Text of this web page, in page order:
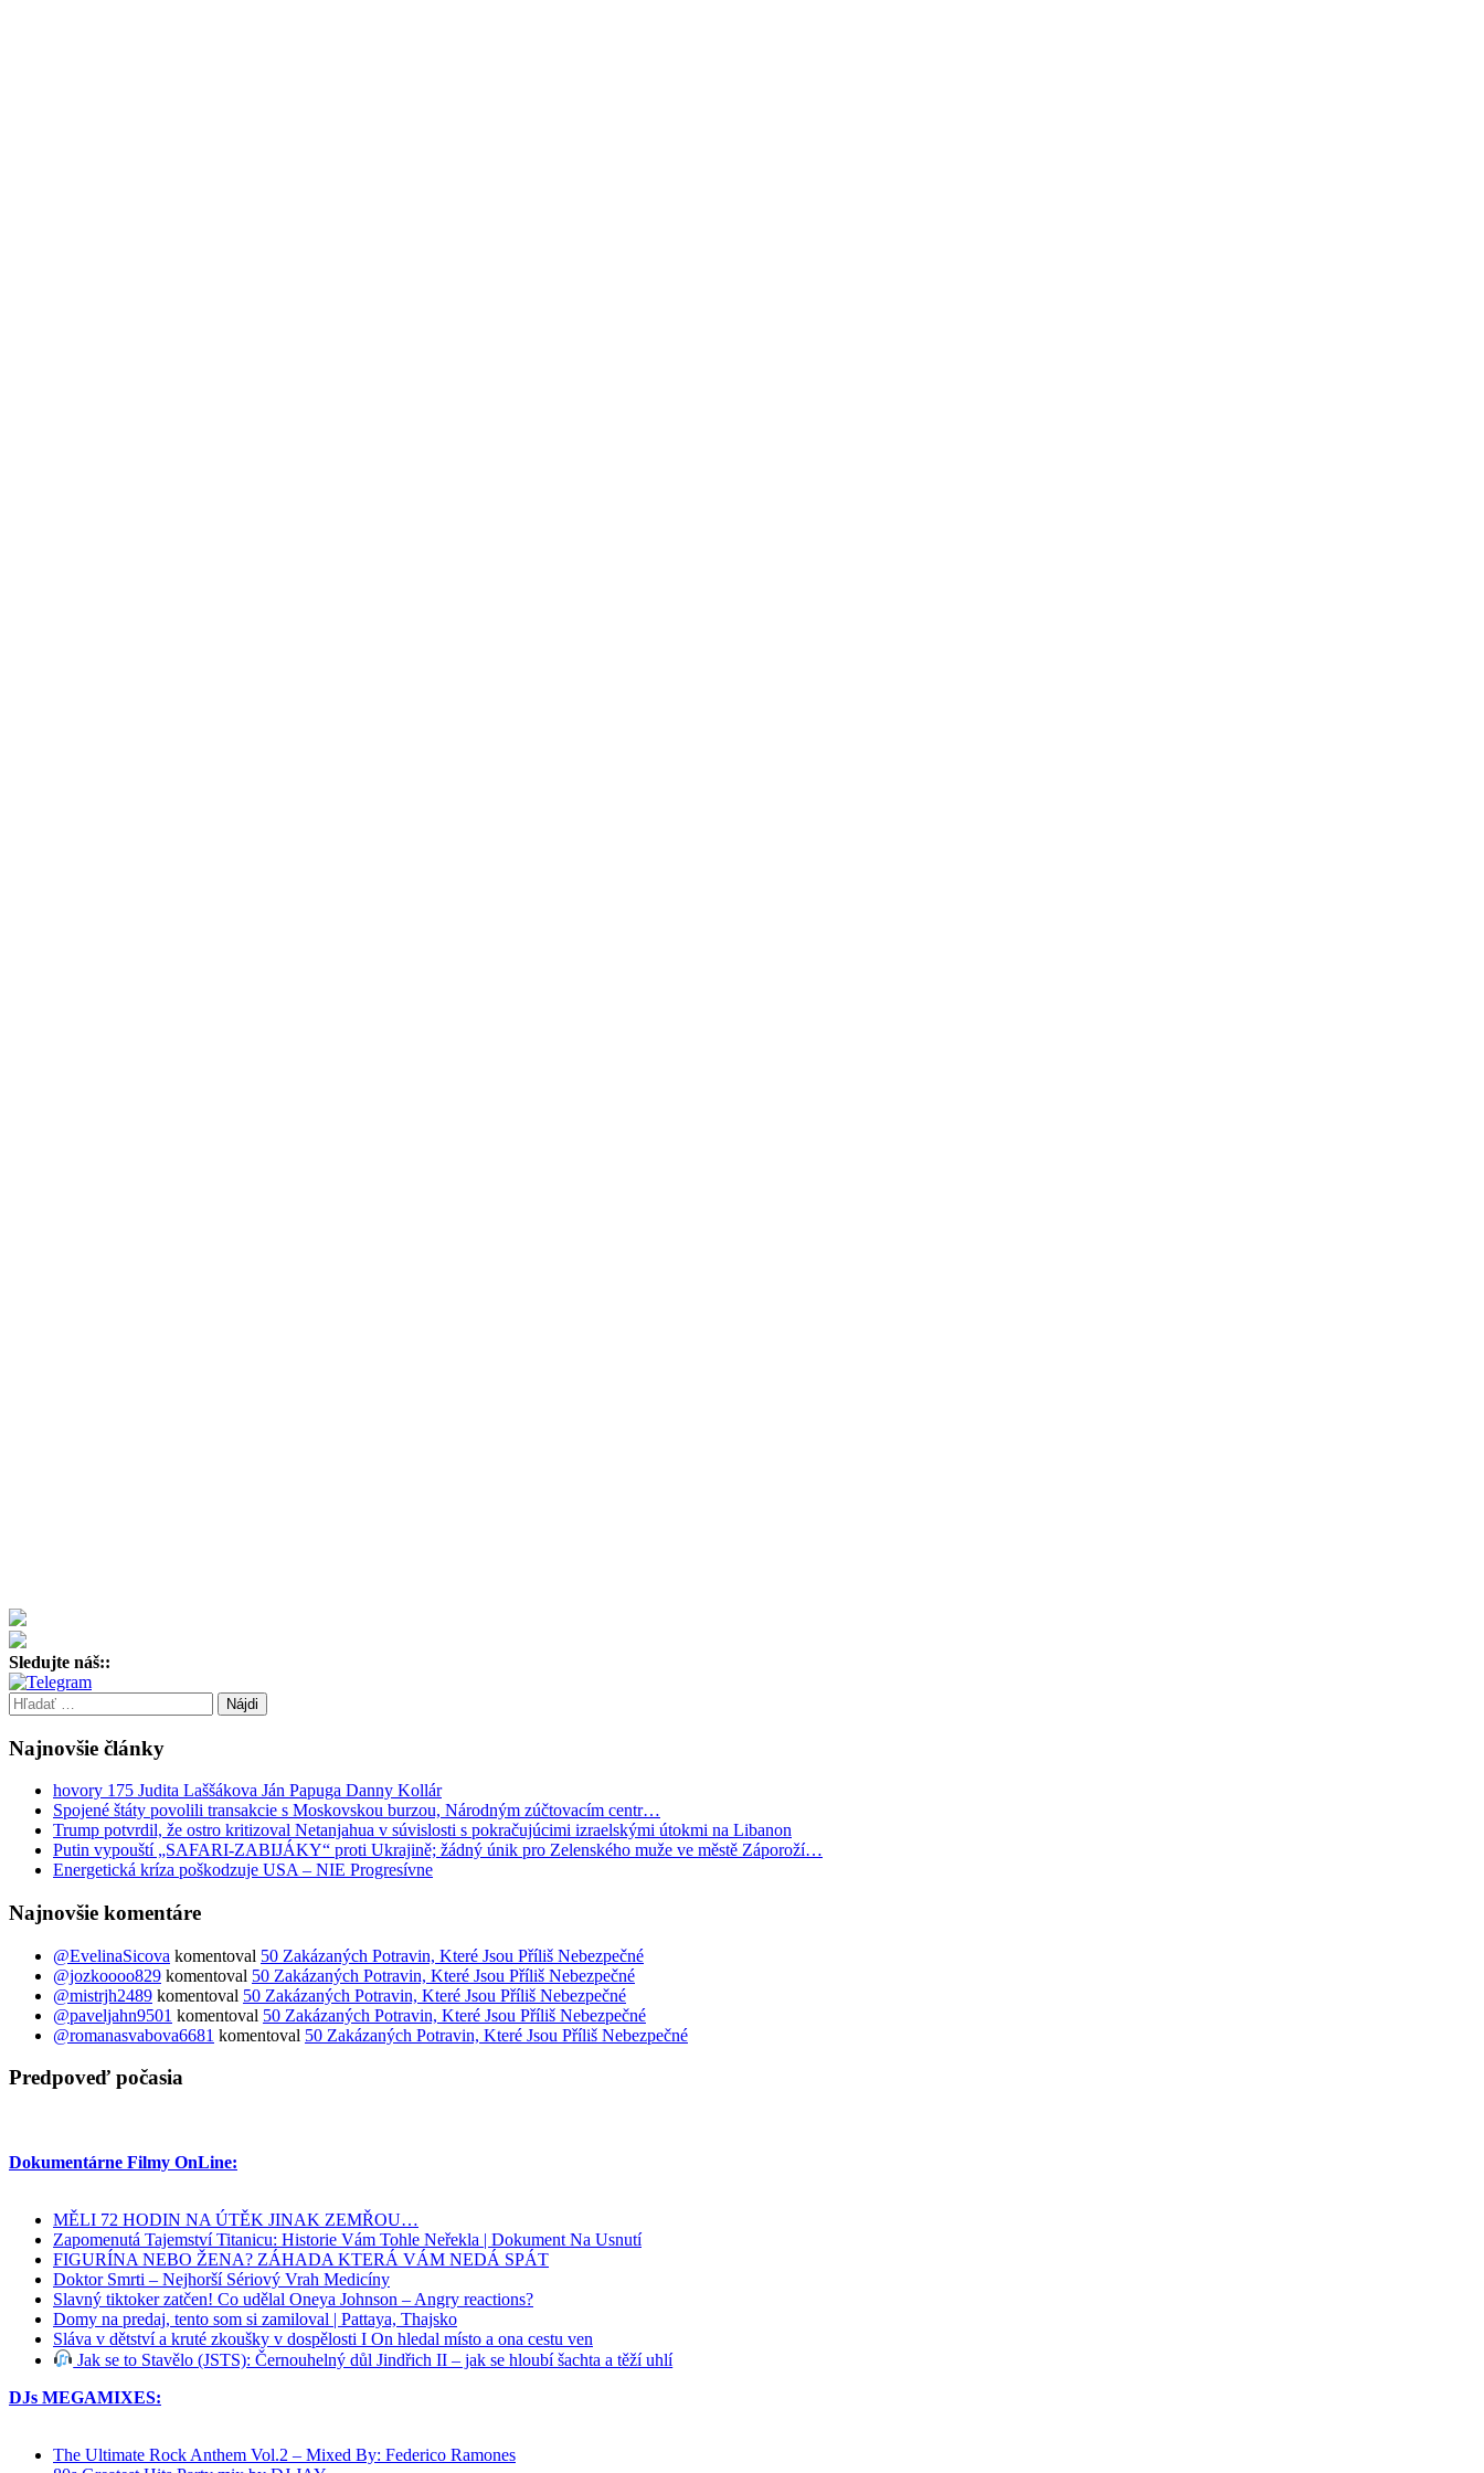
Sledujte náš::
Hľadať:
Najnovšie články
hovory 175 Judita Laššákova Ján Papuga Danny Kollár
Spojené štáty povolili transakcie s Moskovskou burzou, Národným zúčtovacím centr…
Trump potvrdil, že ostro kritizoval Netanjahua v súvislosti s pokračujúcimi izraelskými útokmi na Libanon
Putin vypouští „SAFARI-ZABIJÁKY“ proti Ukrajině; žádný únik pro Zelenského muže ve městě Záporoží…
Energetická kríza poškodzuje USA – NIE Progresívne
Najnovšie komentáre
@EvelinaSicova komentoval 50 Zakázaných Potravin, Které Jsou Příliš Nebezpečné
@jozkoooo829 komentoval 50 Zakázaných Potravin, Které Jsou Příliš Nebezpečné
@mistrjh2489 komentoval 50 Zakázaných Potravin, Které Jsou Příliš Nebezpečné
@paveljahn9501 komentoval 50 Zakázaných Potravin, Které Jsou Příliš Nebezpečné
@romanasvabova6681 komentoval 50 Zakázaných Potravin, Které Jsou Příliš Nebezpečné
Predpoveď počasia
Dokumentárne Filmy OnLine:
MĚLI 72 HODIN NA ÚTĚK JINAK ZEMŘOU…
Zapomenutá Tajemství Titanicu: Historie Vám Tohle Neřekla | Dokument Na Usnutí
FIGURÍNA NEBO ŽENA? ZÁHADA KTERÁ VÁM NEDÁ SPÁT
Doktor Smrti – Nejhorší Sériový Vrah Medicíny
Slavný tiktoker zatčen! Co udělal Oneya Johnson – Angry reactions?
Domy na predaj, tento som si zamiloval | Pattaya, Thajsko
Sláva v dětství a kruté zkoušky v dospělosti I On hledal místo a ona cestu ven
Jak se to Stavělo (JSTS): Černouhelný důl Jindřich II – jak se hloubí šachta a těží uhlí
DJs MEGAMIXES:
The Ultimate Rock Anthem Vol.2 – Mixed By: Federico Ramones